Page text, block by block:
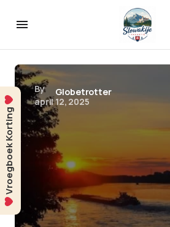
By
Globetrotter
april 12, 2025
Vroegboek Korting